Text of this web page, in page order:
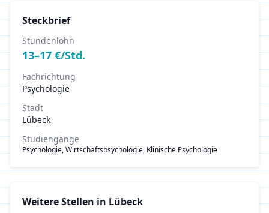
Steckbrief
Stundenlohn
13–17 €/Std.
Fachrichtung
Psychologie
Stadt
Lübeck
Studiengänge
Psychologie, Wirtschaftspsychologie, Klinische Psychologie
Weitere Stellen in Lübeck